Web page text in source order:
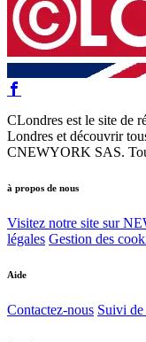
CLondres est le site de
Londres et découvrir
CNEWYORK SAS.
à propos de nous
Visitez notre site sur
légales Gestion des
Aide
Contactez-nous Suivi de